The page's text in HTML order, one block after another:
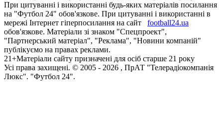
При цитуванні і використанні будь-яких матеріалів посилання
на "Футбол 24" обов'язкове. При цитуванні і використанні в
мережі Інтернет гіперпосилання на сайт
football24.ua
обов'язкове. Матеріали зі знаком "Спецпроект",
"Партнерський матеріал", "Реклама", "Новини компаній"
публікуємо на правах реклами.
21+Матеріали сайту призначені для осіб старше 21 року
Усi права захищенi. © 2005 - 2026 , ПрАТ "Телерадіокомпанія
Люкс". "Футбол 24".